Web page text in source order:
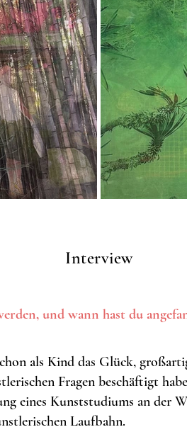
Interview
und wann hast du
als Kind das Glück,
Fragen beschäftigt
eines Kunststudiums an der
Laufbahn.